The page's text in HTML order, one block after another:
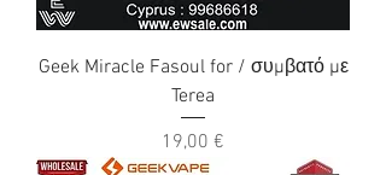
Geek Miracle Fasoul for / συμβατό με
Terea
Τιμή
19,00 €